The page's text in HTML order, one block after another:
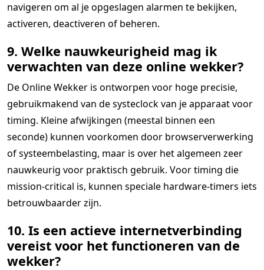
navigeren om al je opgeslagen alarmen te bekijken,
activeren, deactiveren of beheren.
9. Welke nauwkeurigheid mag ik
verwachten van deze online wekker?
De Online Wekker is ontworpen voor hoge precisie,
gebruikmakend van de systeclock van je apparaat voor
timing. Kleine afwijkingen (meestal binnen een
seconde) kunnen voorkomen door browserverwerking
of systeembelasting, maar is over het algemeen zeer
nauwkeurig voor praktisch gebruik. Voor timing die
mission-critical is, kunnen speciale hardware-timers iets
betrouwbaarder zijn.
10. Is een actieve internetverbinding
vereist voor het functioneren van de
wekker?